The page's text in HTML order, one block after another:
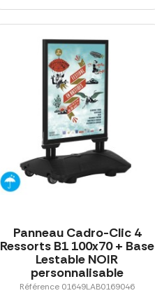
Panneau Cadro-Clic 4
Ressorts B1 100x70 + Base
Lestable NOIR
personnalisable
Référence 01649LAB0169046